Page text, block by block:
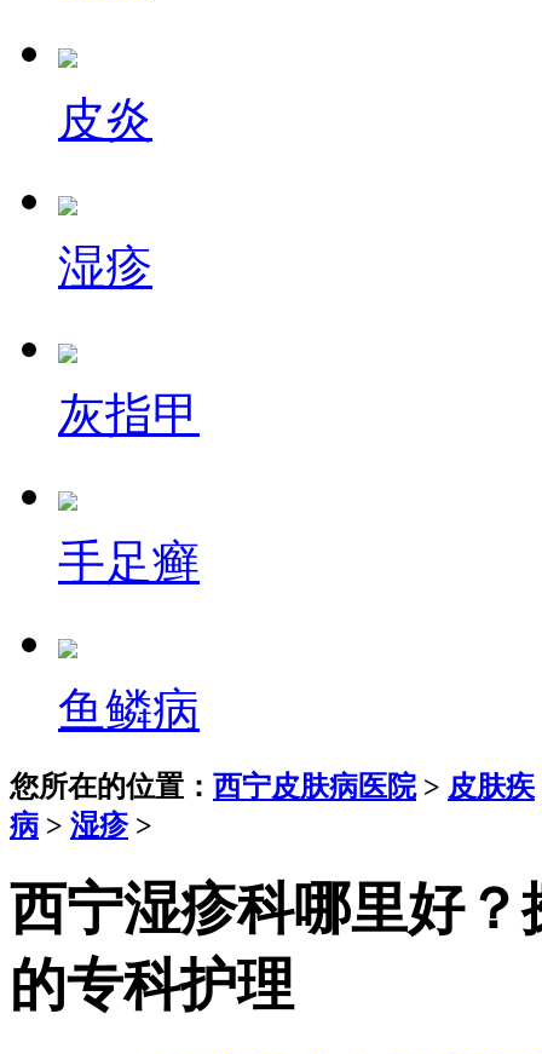
皮炎
湿疹
灰指甲
手足癣
鱼鳞病
您所在的位置： 西宁皮肤病医院> 皮肤疾
病 > 湿疹>
西宁湿疹科哪里好
的专科护理